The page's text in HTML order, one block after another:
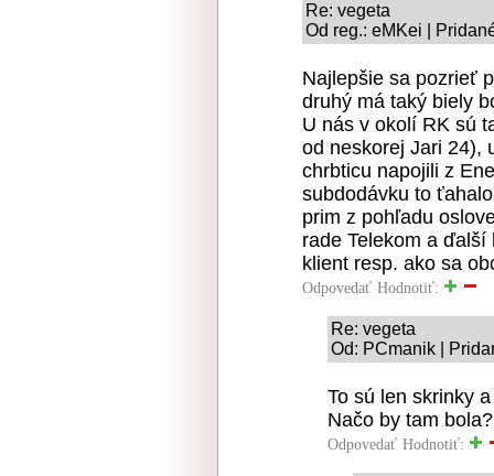
Re: vegeta
Od reg.: eMKei |
Najlepšie sa pozrieť
druhý má taký biely
U nás v okolí RK sú
od neskorej Jari 24),
chrbticu napojili z
subdodávku to
prim z pohľadu
rade Telekom a
klient resp. ako sa
Odpovedať Hodnotiť:
Re: vegeta
Od: PCmanik |
To sú len skrinky
Načo by tam
Odpovedať Hodnotiť: